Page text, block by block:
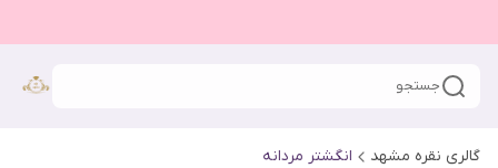
جستجو
گالری نقره مشهد انگشتر مردانه